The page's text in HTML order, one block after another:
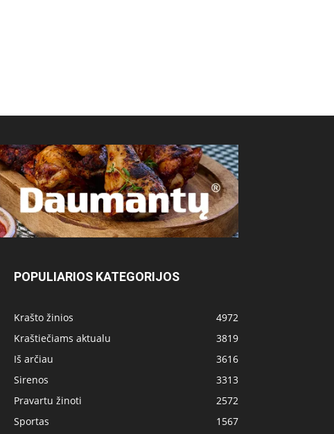
POPULIARIOS KATEGORIJOS
Krašto žinios
4972
Kraštiečiams aktualu
3819
Iš arčiau
3616
Sirenos
3313
Pravartu žinoti
2572
Sportas
1567